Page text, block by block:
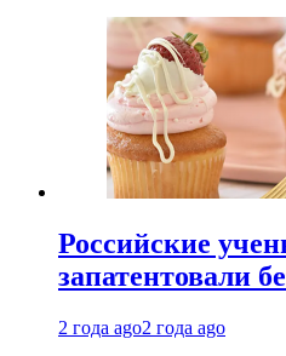
Российские
запатентовали
2 года ago2 года ago